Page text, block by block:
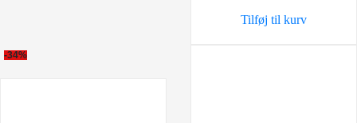
79,00 kr..
Tilføj til kurv
-34%